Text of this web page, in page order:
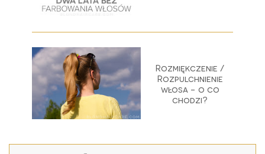
Rozmiękczenie /
Rozpulchnienie
włosa - o co
chodzi?